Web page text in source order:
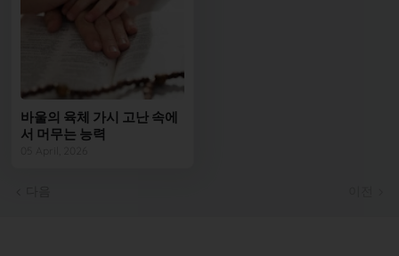
바울의 육체 가시 고난 속에
서 머무는 능력